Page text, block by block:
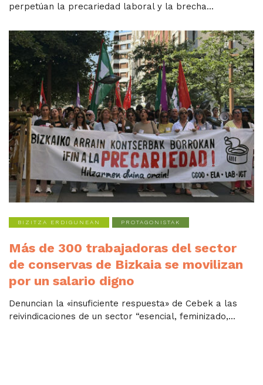
perpetúan la precariedad laboral y la brecha...
BIZITZA ERDIGUNEAN PROTAGONISTAK
Más de 300 trabajadoras del sector
de conservas de Bizkaia se movilizan
por un salario digno
Denuncian la «insuficiente respuesta» de Cebek a las
reivindicaciones de un sector “esencial, feminizado,...